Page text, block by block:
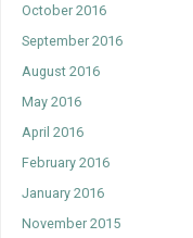
October 2016
September 2016
August 2016
May 2016
April 2016
February 2016
January 2016
November 2015